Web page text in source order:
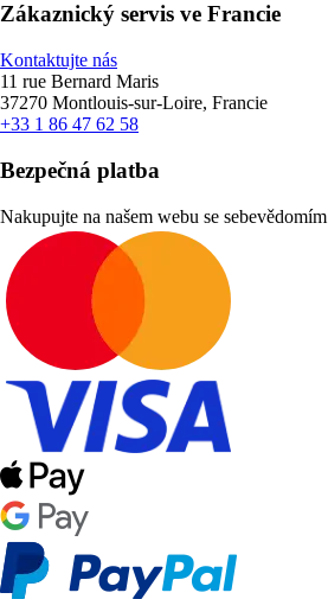
Zákaznický servis ve Francie
Kontaktujte nás
11 rue Bernard Maris
37270 Montlouis-sur-Loire, Francie
+33 1 86 47 62 58
Bezpečná platba
Nakupujte na našem webu se sebevědomím